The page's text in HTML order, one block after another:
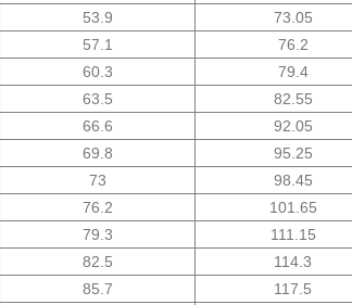
53.9 73.05
57.1 76.2
60.3 79.4
63.5 82.55
66.6 92.05
69.8 95.25
73 98.45
76.2 101.65
79.3 111.15
82.5 114.3
85.7 117.5